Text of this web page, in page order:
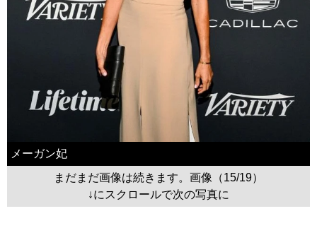
メーガン妃
まだまだ画像は続きます。画像（15/19）
↓にスクロールで次の写真に